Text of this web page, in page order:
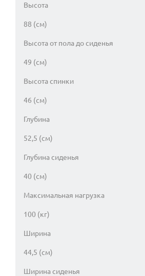
Высота
88 (см)
Высота от пола до сиденья
49 (см)
Высота спинки
46 (см)
Глубина
52,5 (см)
Глубина сиденья
40 (см)
Максимальная нагрузка
100 (кг)
Ширина
44,5 (см)
Ширина сиденья